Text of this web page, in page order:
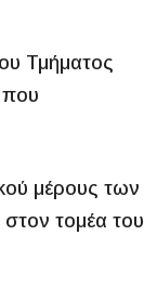
Τμήματος
που
μέρους των
τομέα του